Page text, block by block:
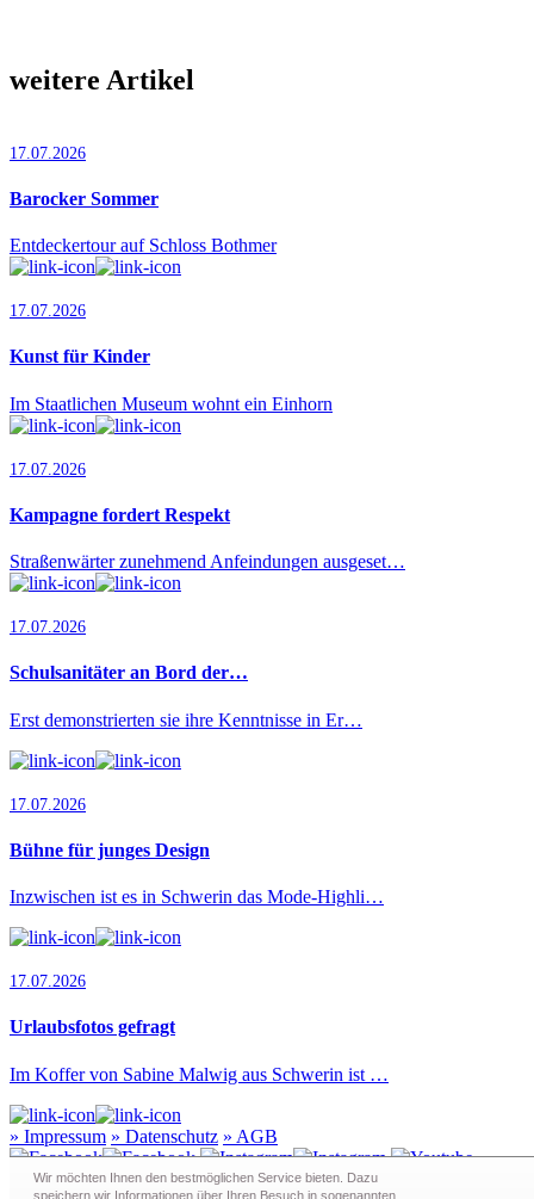
weitere Artikel
17.07.2026
Barocker Sommer
Entdeckertour auf Schloss Bothmer
17.07.2026
Kunst für Kinder
Im Staatlichen Museum wohnt ein Einhorn
17.07.2026
Kampagne fordert Respekt
Straßenwärter zunehmend Anfeindungen ausgeset…
17.07.2026
Schulsanitäter an Bord der…
Erst demonstrierten sie ihre Kenntnisse in Er…
17.07.2026
Bühne für junges Design
Inzwischen ist es in Schwerin das Mode-Highli…
17.07.2026
Urlaubsfotos gefragt
Im Koffer von Sabine Malwig aus Schwerin ist …
» Impressum » Datenschutz » AGB
Wir möchten Ihnen den bestmöglichen Service bieten. Dazu
speichern wir Informationen über Ihren Besuch in sogenann­ten